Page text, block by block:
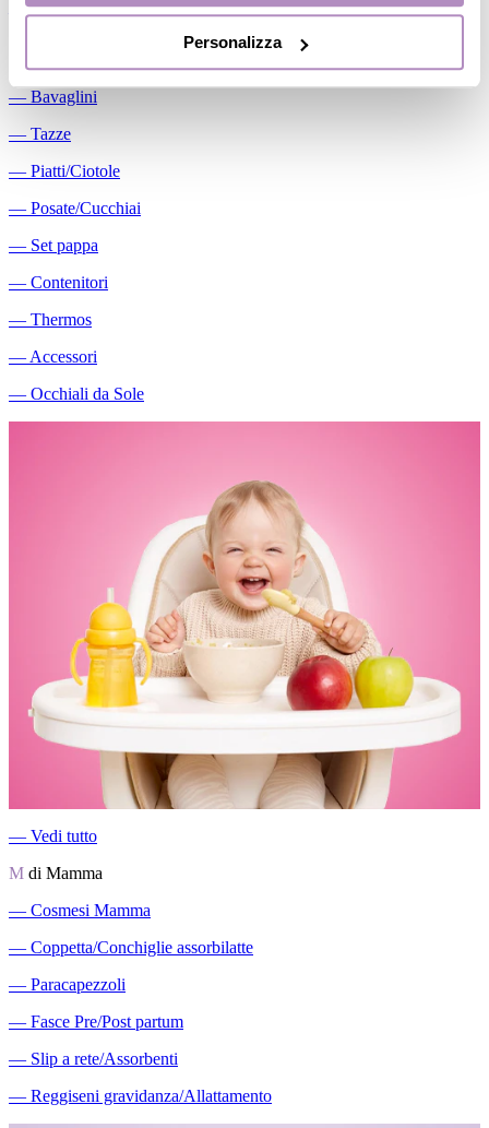
Personalizza
―Massaggiagengive
― Bavaglini
― Tazze
― Piatti/Ciotole
― Posate/Cucchiai
― Set pappa
― Contenitori
― Thermos
― Accessori
― Occhiali da Sole
― Vedi tutto
M di Mamma
― Cosmesi Mamma
― Coppetta/Conchiglie assorbilatte
― Paracapezzoli
― Fasce Pre/Post partum
― Slip a rete/Assorbenti
― Reggiseni gravidanza/Allattamento